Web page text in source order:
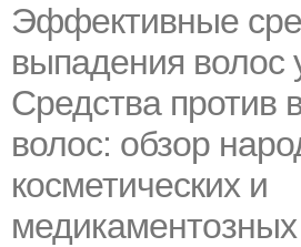
Эффективные
выпадения волос
Средства против
волос: обзор
косметических и